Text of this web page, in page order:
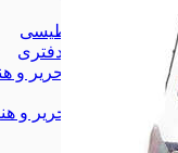
وایت برد مغناطیسی
لوازم اداری و دفتری
لوازم التحریر و
کتاب، لوازم التحریر و